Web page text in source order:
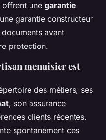
offrent une garantie
garantie constructeur
avant
protection.
menuisier est
des métiers, ses
, son assurance
clients récentes.
spontanément ces